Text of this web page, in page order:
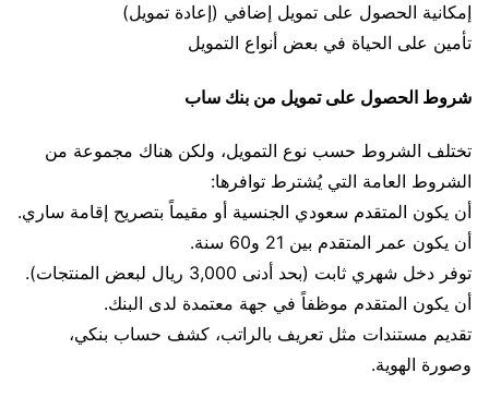
إمكانية الحصول على تمويل إضافي (إعادة تمويل)
تأمين على الحياة في بعض أنواع التمويل
شروط الحصول على تمويل من بنك ساب
تختلف الشروط حسب نوع التمويل، ولكن هناك مجموعة من
الشروط العامة التي يُشترط توافرها:
أن يكون المتقدم سعودي الجنسية أو مقيماً بتصريح إقامة ساري.
أن يكون عمر المتقدم بين 21 و60 سنة.
توفر دخل شهري ثابت (بحد أدنى 3,000 ريال لبعض المنتجات).
أن يكون المتقدم موظفاً في جهة معتمدة لدى البنك.
تقديم مستندات مثل تعريف بالراتب، كشف حساب بنكي،
وصورة الهوية.